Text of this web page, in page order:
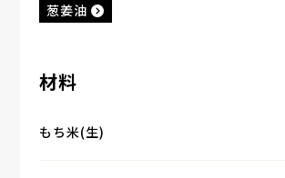
葱姜油
材料
もち米(生)